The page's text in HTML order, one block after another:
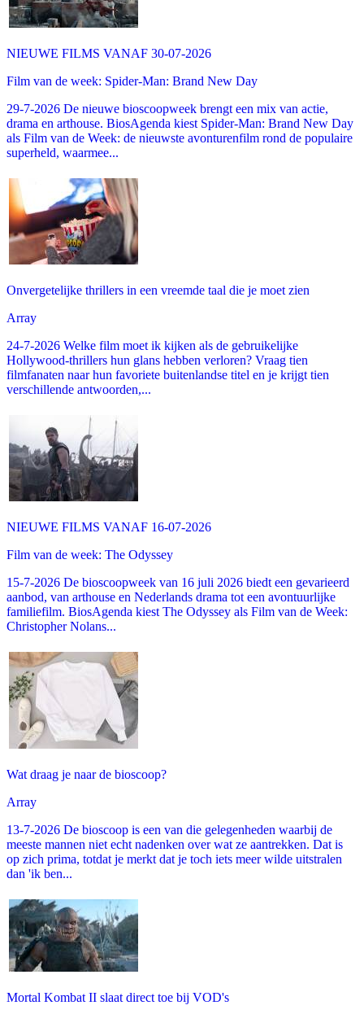
NIEUWE FILMS VANAF 30-07-2026
Film van de week: Spider-Man: Brand New Day
29-7-2026 De nieuwe bioscoopweek brengt een mix van actie,
drama en arthouse. BiosAgenda kiest Spider-Man: Brand New Day
als Film van de Week: de nieuwste avonturenfilm rond de populaire
superheld, waarmee...
Onvergetelijke thrillers in een vreemde taal die je moet zien
Array
24-7-2026 Welke film moet ik kijken als de gebruikelijke
Hollywood-thrillers hun glans hebben verloren? Vraag tien
filmfanaten naar hun favoriete buitenlandse titel en je krijgt tien
verschillende antwoorden,...
NIEUWE FILMS VANAF 16-07-2026
Film van de week: The Odyssey
15-7-2026 De bioscoopweek van 16 juli 2026 biedt een gevarieerd
aanbod, van arthouse en Nederlands drama tot een avontuurlijke
familiefilm. BiosAgenda kiest The Odyssey als Film van de Week:
Christopher Nolans...
Wat draag je naar de bioscoop?
Array
13-7-2026 De bioscoop is een van die gelegenheden waarbij de
meeste mannen niet echt nadenken over wat ze aantrekken. Dat is
op zich prima, totdat je merkt dat je toch iets meer wilde uitstralen
dan 'ik ben...
Mortal Kombat II slaat direct toe bij VOD's